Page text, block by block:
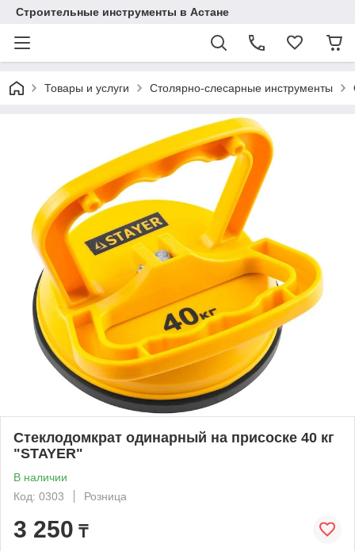
Строительные инструменты в Астане
Товары и услуги Столярно-слесарные инструменты
Стеклодомкрат одинарный на присоске 40 кг
"STAYER"
В наличии
Код: 0303
Розница
3 250 ₸